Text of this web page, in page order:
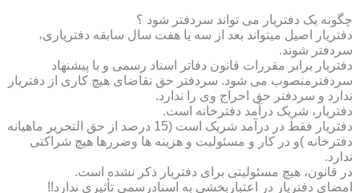
چگونه یک دفتریار می تواند سردفتر شود ؟
دفتریار اصیل میتواند بعد از سه یا هفت سال سابقه دفتریاری،
سردفتر شوند.
دفتریار برابر مقررات قانون دفاتر اسناد رسمی و با پیشنهاد
سردفترمنصوب می شود. سردفتر حق تقاضای هیچ کاری از دفتریار
ندارد و سردفتر حق اخراج وی را ندارد.
دفتریار، شریک درآمد دفترخانه است.
دفتریار فقط در درآمد شریک است (15 درصد از حق التحریر ماهیانه
دفترخانه )و در کار و مسئولیت و هزینه ها وضررها هیچ شراکتی
ندارد.
در قانون، هیچ مسئولیتی برای دفتریار ذکر نشده است.
امضای دفتریار در اعتباربخشی به اسنادرسمی تأثیری ندارد!!